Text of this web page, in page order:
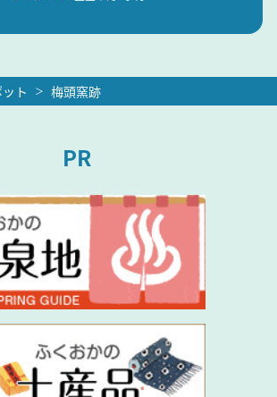
ト 梅頭窯跡
PR